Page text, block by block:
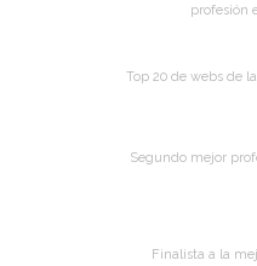
profesión
Top 20 de webs de
Segundo mejor
Finalista a la